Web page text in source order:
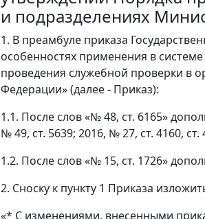
и подразделениях
1. В преамбуле приказа
особенностях применения в
проведения служебной проверки в
Федерации» (далее - Приказ):
1.1. После слов «№ 48, ст. 6165»
№ 49, ст. 5639; 2016, № 27, ст. 4160, ст.
1.2. После слов «№ 15, ст. 1726»
2. Сноску к пункту 1 Приказа
«* С изменениями, внесенными